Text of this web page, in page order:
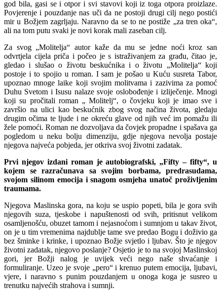
god bila, gasi se i otpor i svi stavovi koji iz toga otpora proizlaze.
Povjerenje i pouzdanje nas uči da ne postoji drugi cilj nego postići
mir u Božjem zagrljaju. Naravno da se to ne postiže „za tren oka“,
ali na tom putu svaki je novi ko­rak mali zaseban cilj.
Za svog „Molitelja“ autor kaže da mu se jedne noći kroz san
odvrtjela cijela priča i počeo je s istraživanjem za građu, čitao je,
gledao i slušao o životu beskuć­nika i o životu „Molitelja“ koji
postoje i to spojio u roman. I sam je pošao u Kuću susreta Tabor,
upoznao mnoge laike koji svojim molitvama i zazivima za pomoć
Duhu Svetom i Isusu nalaze svoje oslobo­đenje i izliječenje. Mnogi
koji su pročitali roman „ Molitelj“, o čovjeku koji je imao sve i
završio na ulici kao beskućnik zbog svog načina života, gledaju
drugim oči­ma te ljude i ne okreću glave od njih već im pomažu ili
žele pomoći. Roman ne do­zvoljava da čovjek propadne i spašava ga
pogledom u neku bolju dimenziju, gdje njegova nevolja postaje
njegova najveća pobjeda, jer otkriva svoj životni zadatak.
Prvi njegov izdani roman je auto­biografski, „Fifty – fifty“, u
kojem se razračunava sa svojim borbama, predrasudama,
svojom silinom emocija i snagom osmjeha unatoč proživljenim
traumama.
Njegova Maslinska gora, na koju se us­pio popeti, bila je gora svih
njegovih suza, tjeskobe i napuštenosti od svih, pritisnut velikom
osamljenošću, obuzet tamom i nejasnoćom i sumnjom u takav život,
on je u tim vremenima najdublje tame sve predao Bogu i doživio ga
bez šminke i krinke, i upoznao Božje svjetlo i ljubav. Što je njegov
životni zadatak, njegovo poslanje? Osjetio je to na svojoj Maslin­skoj
gori, jer Božji nalog je uvijek veći nego naše shvaćanje i
formuliranje. Uzeo je svoje „pero“ i krenuo putem emocija, ljubavi,
vjere, i naravno s punim pouzda­njem u onoga koga je susreo u
trenutku najvećih strahova i sumnji.